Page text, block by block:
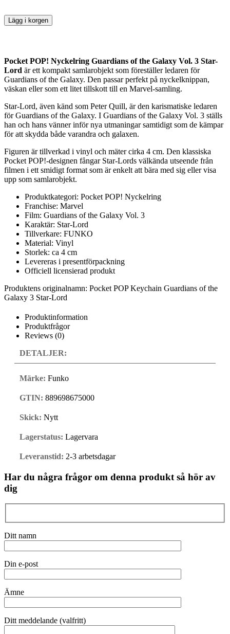
Lägg i korgen
Pocket POP! Nyckelring Guardians of the Galaxy Vol. 3 Star-
Lord är ett kompakt samlarobjekt som föreställer ledaren för
Guardians of the Galaxy. Den passar perfekt på nyckelknippan,
väskan eller som ett litet tillskott till en Marvel-samling.
Star-Lord, även känd som Peter Quill, är den karismatiske ledaren
för Guardians of the Galaxy. I Guardians of the Galaxy Vol. 3 ställs
han och hans vänner inför nya utmaningar samtidigt som de kämpar
för att skydda både varandra och galaxen.
Figuren är tillverkad i vinyl och mäter cirka 4 cm. Den klassiska
Pocket POP!-designen fångar Star-Lords välkända utseende från
filmen i ett smidigt format som är enkelt att bära med sig eller visa
upp som samlarobjekt.
Produktkategori: Pocket POP! Nyckelring
Franchise: Marvel
Film: Guardians of the Galaxy Vol. 3
Karaktär: Star-Lord
Tillverkare: FUNKO
Material: Vinyl
Storlek: ca 4 cm
Levereras i presentförpackning
Officiell licensierad produkt
Produktens originalnamn: Pocket POP Keychain Guardians of the
Galaxy 3 Star-Lord
Produktinformation
Produktfrågor
Reviews (0)
DETALJER:
Märke: Funko
GTIN: 889698675000
Skick: Nytt
Lagerstatus: Lagervara
Leveranstid: 2-3 arbetsdagar
Har du några frågor om denna produkt så hör av
dig
Ditt namn
Din e-post
Ämne
Ditt meddelande (valfritt)